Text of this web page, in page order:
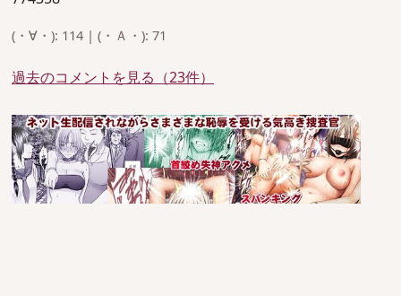
(・∀・): 114 | (・Ａ・): 71
過去のコメントを見る（23件）